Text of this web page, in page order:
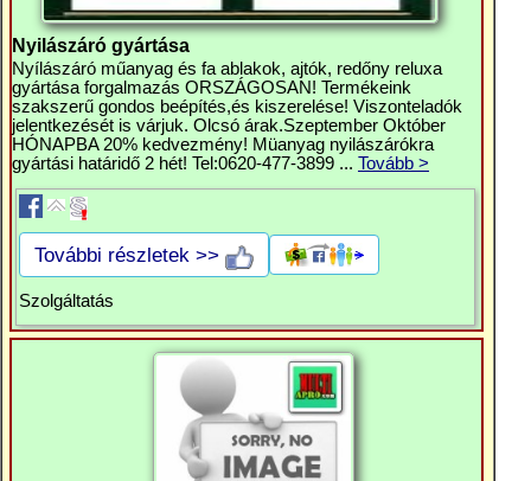
Nyilászáró gyártása
Nyílászáró műanyag és fa ablakok, ajtók, redőny reluxa
gyártása forgalmazás ORSZÁGOSAN! Termékeink
szakszerű gondos beépítés,és kiszerelése! Viszonteladók
jelentkezését is várjuk. Olcsó árak.Szeptember Október
HÓNAPBA 20% kedvezmény! Müanyag nyilászárókra
gyártási határidő 2 hét! Tel:0620-477-3899 ... Tovább >
További részletek >>
Szolgáltatás